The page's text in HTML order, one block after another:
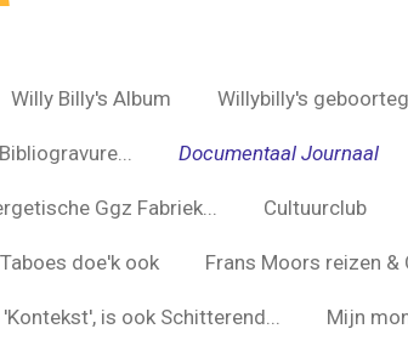
Willy Billy's Album Willybilly's
Documentaal Journaal
Ggz Fabriek... Cultuurclub
doe'k ook Frans Moors reizen &
'Kontekst', is ook Schitterend... Mijn